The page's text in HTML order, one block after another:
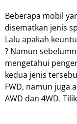
Beberapa mobil
disematkan jenis
Lalu apakah
? Namun
mengetahui
kedua jenis
FWD, namun juga
AWD dan 4WD.